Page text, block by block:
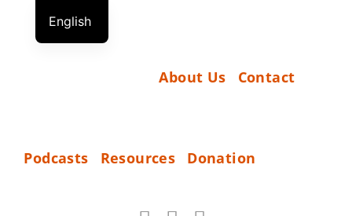
content
About Us Contact
Podcasts Resources Donation
English
German